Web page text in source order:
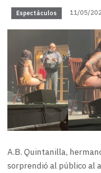
Espectáculos 11/05/
A.B. Quintanilla,
sorprendió al público al